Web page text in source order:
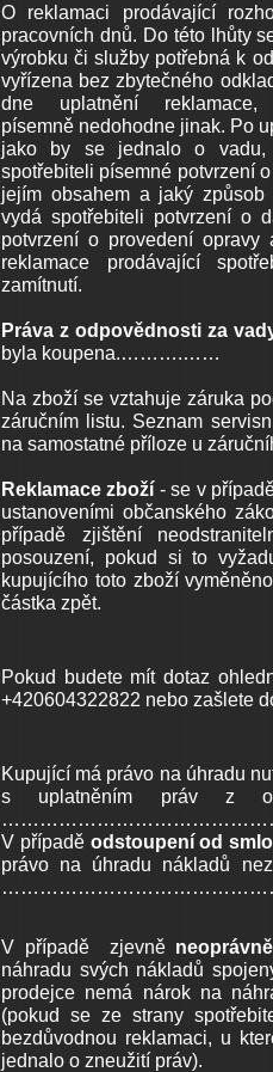
O reklamaci prodávající
pracovních dnů. Do této lhůty
výrobku či služby potřebná k
vyřízena bez zbytečného
dne uplatnění
písemně nedohodne jinak. Po
jako by se jednalo o vadu,
spotřebiteli písemné potvrzení
jejím obsahem a jaký
vydá spotřebiteli potvrzení o
potvrzení o provedení
reklamace prodávající
zamítnutí.
Práva z odpovědnosti za
byla koupena.……….……
Na zboží se vztahuje záruka
záručním listu. Seznam
na samostatné příloze u
Reklamace zboží - se v
ustanoveními občanského
případě zjištění
posouzení, pokud si to
kupujícího toto zboží
částka zpět.
Pokud budete mít dotaz
+420604322822 nebo zašlete
Kupující má právo na úhradu
s uplatněním práv z
V případě odstoupení od
právo na úhradu nákladů
V případě zjevně
náhradu svých nákladů
prodejce nemá nárok na
(pokud se ze strany
bezdůvodnou reklamaci, u
jednalo o zneužití práv).